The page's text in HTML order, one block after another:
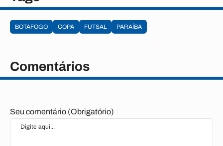
BOTAFOGO COPA FUTSAL PARAÍBA
Comentários
Seu comentário (Obrigatório)